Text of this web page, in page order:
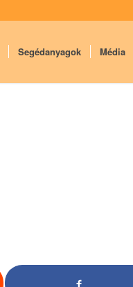
Segédanyagok Média